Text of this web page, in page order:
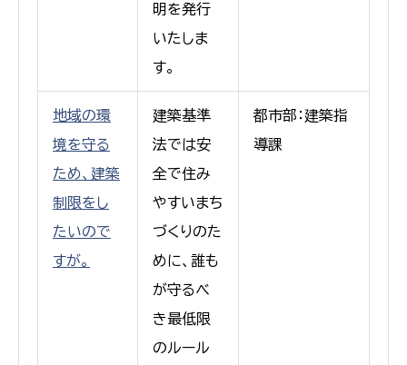
明を発行
いたしま
す。
地域の環
境を守る
ため、建築
制限をし
たいので
すが。
建築基準
法では安
全で住み
やすいまち
づくりのた
めに、誰も
が守るべ
き最低限
のルール
都市部：建築指
導課